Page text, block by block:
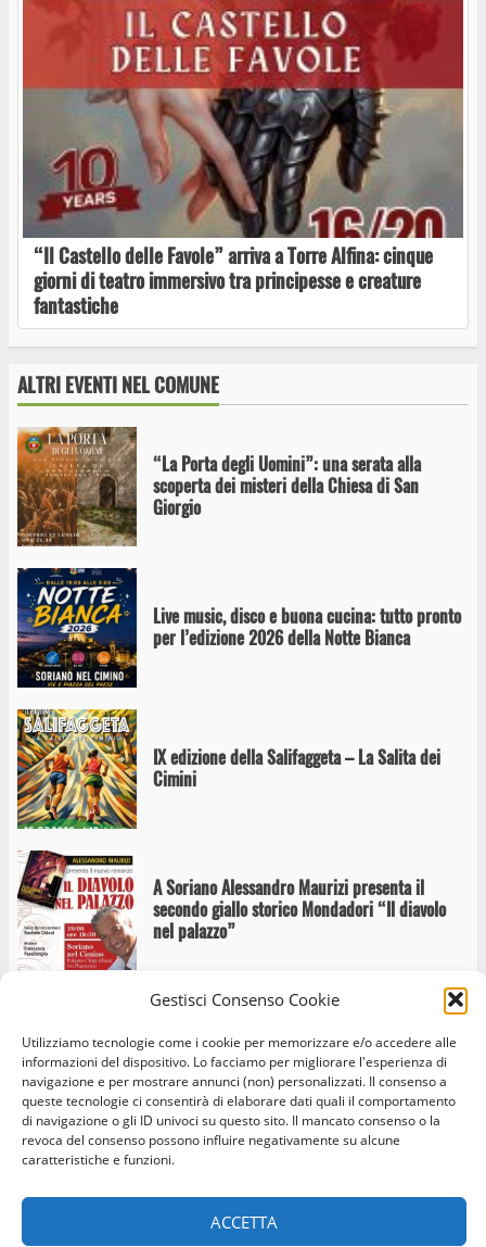
Gestisci Consenso Cookie
Utilizziamo tecnologie come i cookie per memorizzare e/o accedere alle
informazioni del dispositivo. Lo facciamo per migliorare l'esperienza di
navigazione e per mostrare annunci (non) personalizzati. Il consenso a
queste tecnologie ci consentirà di elaborare dati quali il comportamento
di navigazione o gli ID univoci su questo sito. Il mancato consenso o la
revoca del consenso possono influire negativamente su alcune
caratteristiche e funzioni.
ACCETTA
“Il Castello delle Favole” arriva a Torre Alfina: cinque
giorni di teatro immersivo tra principesse e creature
fantastiche
ALTRI EVENTI NEL COMUNE
Arriva “CANTA CON NOI”: 4 giorni di musica,
energia e voci che si incontrano a Soriano nel
Cimino
Il grande jazz internazionale arriva a Soriano
nel Cimino con Hakan Başar per “Tuscia in
Jazz for SLA”
Il jazz di Liz Cracchiolo arriva in Italia: debutto
“La Porta degli Uomini”: una serata alla
scoperta dei misteri della Chiesa di San
Giorgio
Live music, disco e buona cucina: tutto pronto
per l’edizione 2026 della Notte Bianca
IX edizione della Salifaggeta – La Salita dei
Cimini
A Soriano Alessandro Maurizi presenta il
secondo giallo storico Mondadori “Il diavolo
nel palazzo”
Al Castello Orsini la mostra “È un brusio la
vita”
Soriano nel Cimino apre le porte del suo
patrimonio culturale per il ponte del 1° e 2
Facebook
Instagram
Twitter